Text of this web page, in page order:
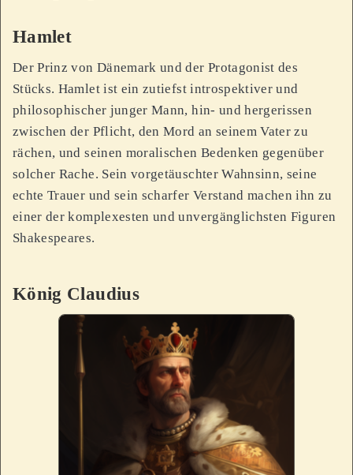
Hamlet
Der Prinz von Dänemark und der Protagonist des
Stücks. Hamlet ist ein zutiefst introspektiver und
philosophischer junger Mann, hin- und hergerissen
zwischen der Pflicht, den Mord an seinem Vater zu
rächen, und seinen moralischen Bedenken gegenüber
solcher Rache. Sein vorgetäuschter Wahnsinn, seine
echte Trauer und sein scharfer Verstand machen ihn zu
einer der komplexesten und unvergänglichsten Figuren
Shakespeares.
König Claudius